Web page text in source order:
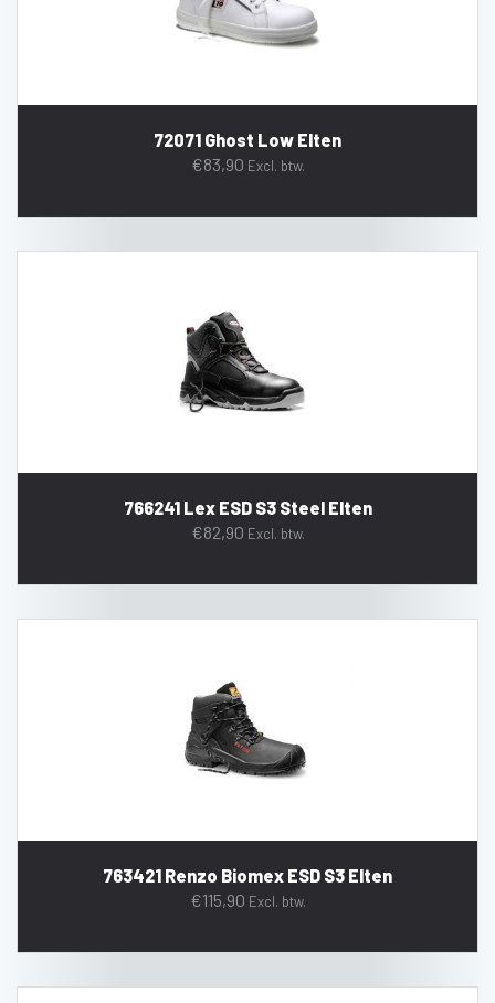
72071 Ghost Low Elten
€83,90 Excl. btw.
766241 Lex ESD S3 Steel Elten
€82,90 Excl. btw.
763421 Renzo Biomex ESD S3 Elten
€115,90 Excl. btw.